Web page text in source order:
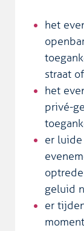
het
straat
het
privé-
er
geluid
er